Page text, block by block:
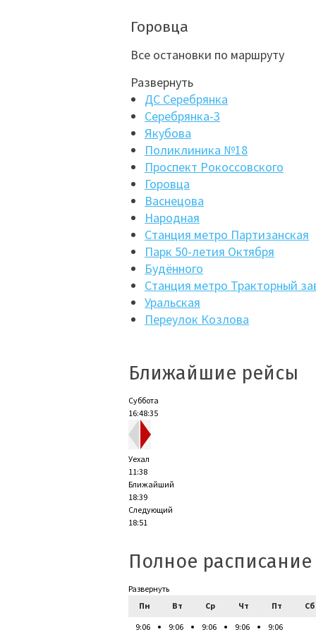
Горовца
Все остановки по маршруту
Развернуть
ДС Серебрянка
Серебрянка-3
Якубова
Поликлиника №18
Проспект Рокоссовского
Горовца
Васнецова
Народная
Станция метро Партизанская
Парк 50-летия Октября
Будённого
Станция метро Тракторный
Уральская
Переулок Козлова
Ближайшие рейсы
Суббота
16:48:36
Уехал
11:38
Ближайший
18:39
Следующий
18:51
Полное расписание
Развернуть
Пн
Вт Ср Чт Пт
Сб
9:06
9:06 9:06 9:06 9:06